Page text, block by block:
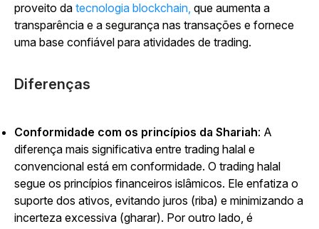
proveito da tecnologia blockchain, que aumenta a
transparência e a segurança nas transações e fornece
uma base confiável para atividades de trading.
Diferenças
Conformidade com os princípios da Shariah: A
diferença mais significativa entre trading halal e
convencional está em conformidade. O trading halal
segue os princípios financeiros islâmicos. Ele enfatiza o
suporte dos ativos, evitando juros (riba) e minimizando a
incerteza excessiva (gharar). Por outro lado, é